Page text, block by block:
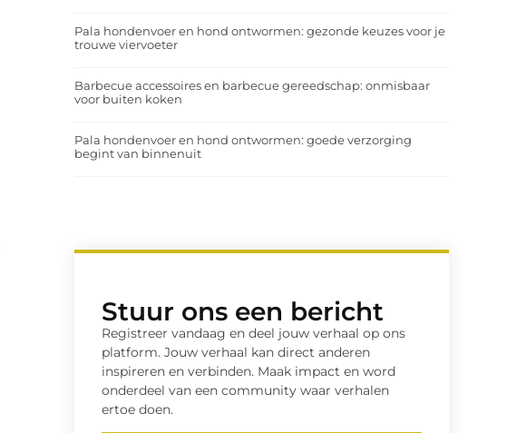
Pala hondenvoer en hond ontwormen: gezonde keuzes voor je
trouwe viervoeter
Barbecue accessoires en barbecue gereedschap: onmisbaar
voor buiten koken
Pala hondenvoer en hond ontwormen: goede verzorging
begint van binnenuit
Stuur ons een bericht
Registreer vandaag en deel jouw verhaal op ons
platform. Jouw verhaal kan direct anderen
inspireren en verbinden. Maak impact en word
onderdeel van een community waar verhalen
ertoe doen.